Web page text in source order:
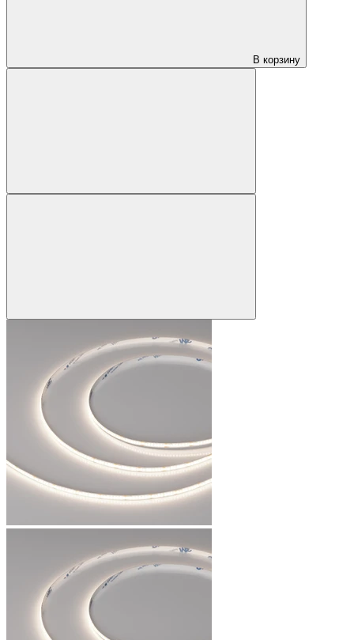
В корзину